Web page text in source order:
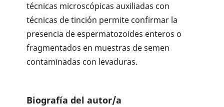
técnicas microscópicas auxiliadas con
técnicas de tinción permite confirmar la
presencia de espermatozoides enteros o
fragmentados en muestras de semen
contaminadas con levaduras.
Biografía del autor/a